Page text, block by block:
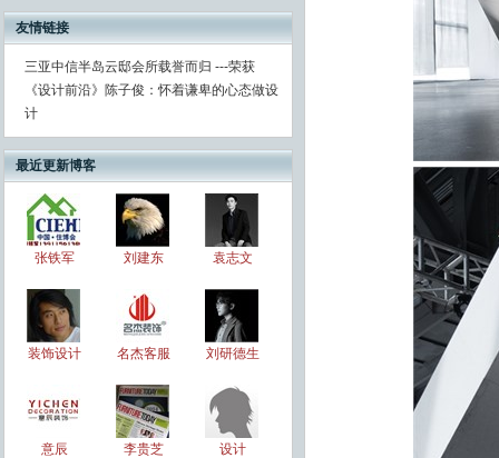
友情链接
三亚中信半岛云邸会所载誉而归 ---荣获
《设计前沿》陈子俊：怀着谦卑的心态做设
计
最近更新博客
张铁军 刘建东 袁志文
装饰设计 名杰客服 刘研德生
意辰 李贵芝
设计